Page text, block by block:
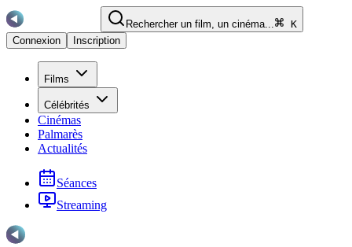
Rechercher un film, un cinéma...
K
Connexion
Inscription
Films
Célébrités
Cinémas
Palmarès
Actualités
Séances
Streaming